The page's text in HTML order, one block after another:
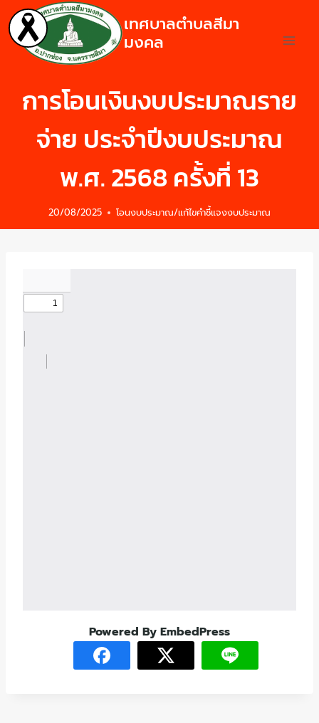
เทศบาลตำบลสีมา
มงคล
การโอนเงินงบประมาณราย
จ่าย ประจำปีงบประมาณ
พ.ศ. 2568 ครั้งที่ 13
20/08/2025 โอนงบประมาณ/แก้ไขคำชี้แจงงบประมาณ
Powered By EmbedPress